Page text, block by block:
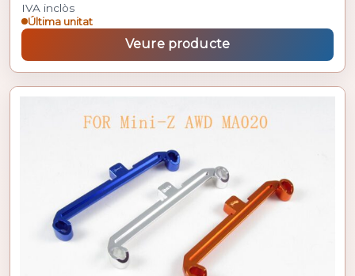
IVA inclòs
Última unitat
Veure producte